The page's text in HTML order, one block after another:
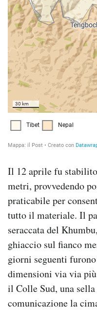
Il 12 aprile fu stabilito
metri, provvedendo
praticabile per
tutto il materiale. Il
seraccata del
ghiaccio sul fianco
giorni seguenti
dimensioni via via
il Colle Sud, una
comunicazione la